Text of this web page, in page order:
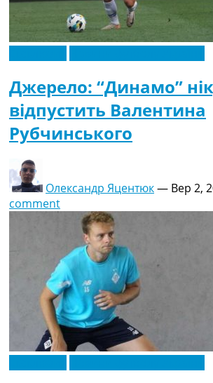
Джерело: “Динамо”
відпустить Валентина
Рубчинського
Олександр Яцентюк— Вер 2,
comment